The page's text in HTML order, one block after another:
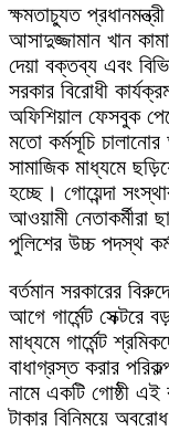
ক্ষমতাচ্যুত
আসাদুজ্জামান খান
দেয়া বক্তব্য এবং
সরকার বিরোধী
অফিশিয়াল ফেসবুক
মতো কর্মসূচি
সামাজিক মাধ্যমে
হচ্ছে। গোয়েন্দা
আওয়ামী নেতাকর্মীরা
পুলিশের উচ্চ পদস্থ
বর্তমান সরকারের
আগে গার্মেন্ট
মাধ্যমে গার্মেন্ট
বাধাগ্রস্ত করার
নামে একটি গোষ্ঠী
টাকার বিনিময়ে